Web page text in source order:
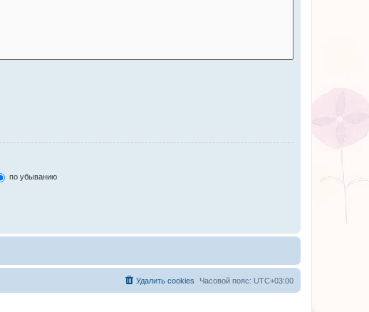
по убыванию
Часовой пояс: UTC+03:00
Удалить cookies